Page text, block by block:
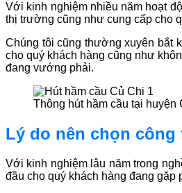
Với kinh nghiệm nhiều năm hoạt
thị trường cũng như cung cấp cho
Chúng tôi cũng thường xuyên bắt
cho quý khách hàng cũng như
đang vướng phải.
Thông hút hầm cầu tại huyện
Lý do nên chọn công
Với kinh nghiệm lâu năm trong
đầu cho quý khách hàng đang